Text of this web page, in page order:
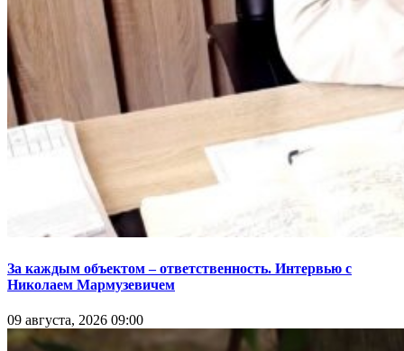
За каждым объектом – ответственность. Интервью с
Николаем Мармузевичем
09 августа, 2026 09:00